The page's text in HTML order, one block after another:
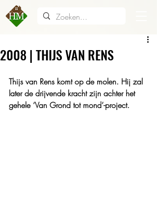
2008 | THIJS VAN RENS
Thijs van Rens komt op de molen. Hij zal
later de drijvende kracht zijn achter het
gehele ‘Van Grond tot mond’-project.